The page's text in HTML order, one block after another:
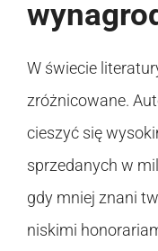
W świecie
zróżnicowane.
cieszyć się
sprzedanych w
gdy mniej znani
niskimi